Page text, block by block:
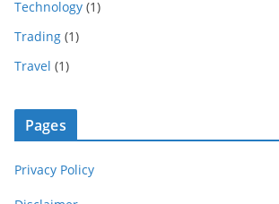
Technology (1)
Trading (1)
Travel (1)
Pages
Privacy Policy